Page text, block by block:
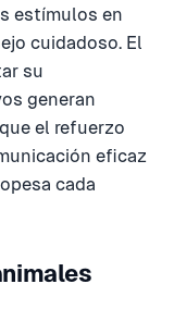
estímulos en
cuidadoso. El
su
generan
el refuerzo
eficaz
cada